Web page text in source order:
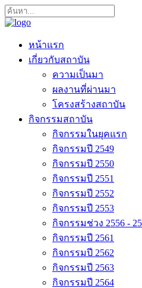
หน้าแรก
เกี่ยวกับสถาบัน
ความเป็นมา
ผลงานที่ผ่านมา
โครงสร้างสถาบัน
กิจกรรมสถาบัน
กิจกรรมในยุคแรก
กิจกรรมปี 2549
กิจกรรมปี 2550
กิจกรรมปี 2551
กิจกรรมปี 2552
กิจกรรมปี 2553
กิจกรรมช่วง 2556 -
กิจกรรมปี 2561
กิจกรรมปี 2562
กิจกรรมปี 2563
กิจกรรมปี 2564